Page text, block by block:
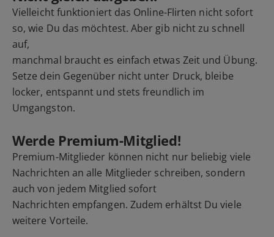
Vielleicht funktioniert das Online-Flirten nicht sofort
so, wie Du das möchtest. Aber gib nicht zu schnell
auf,
manchmal braucht es einfach etwas Zeit und Übung.
Setze dein Gegenüber nicht unter Druck, bleibe
locker, entspannt und stets freundlich im
Umgangston.
Werde Premium-Mitglied!
Premium-Mitglieder können nicht nur beliebig viele
Nachrichten an alle Mitglieder schreiben, sondern
auch von jedem Mitglied sofort
Nachrichten empfangen. Zudem erhältst Du viele
weitere Vorteile.